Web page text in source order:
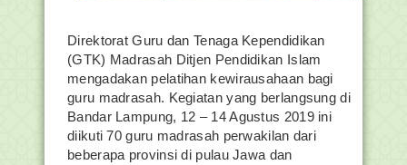
Direktorat Guru dan Tenaga Kependidikan
(GTK) Madrasah Ditjen Pendidikan Islam
mengadakan pelatihan kewirausahaan bagi
guru madrasah. Kegiatan yang berlangsung di
Bandar Lampung, 12 – 14 Agustus 2019 ini
diikuti 70 guru madrasah perwakilan dari
beberapa provinsi di pulau Jawa dan